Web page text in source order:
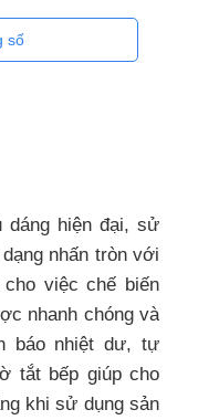
số
dáng hiện đại, sử
nhấn tròn với
việc chế biến
nhanh chóng và
báo nhiệt dư, tự
tắt bếp giúp cho
khi sử dụng sản